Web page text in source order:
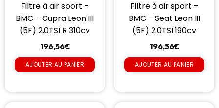
Filtre à air sport –
BMC – Cupra Leon III
(5F) 2.0TSI R 310cv
196,56€
AJOUTER AU PANIER
Filtre à air sport –
BMC – Seat Leon III
(5F) 2.0TSI 190cv
196,56€
AJOUTER AU PANIER